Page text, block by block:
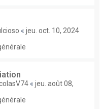
« jeu. oct. 10, 2024
« jeu. août 08,